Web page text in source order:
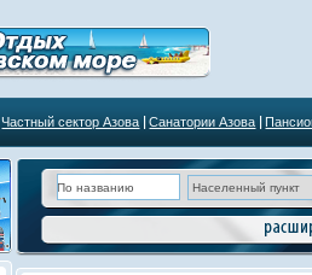
Частный сектор Азова Санатории Азова